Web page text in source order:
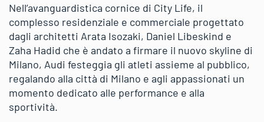
Nell’avanguardistica cornice di City Life, il
complesso residenziale e commerciale progettato
dagli architetti Arata Isozaki, Daniel Libeskind e
Zaha Hadid che è andato a firmare il nuovo skyline di
Milano, Audi festeggia gli atleti assieme al pubblico,
regalando alla città di Milano e agli appassionati un
momento dedicato alle performance e alla
sportività.